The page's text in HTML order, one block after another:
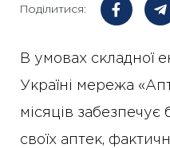
Поділитися:
В умовах складної
Україні мережа
місяців
своїх аптек,